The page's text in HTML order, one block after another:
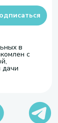
в
с
дачи